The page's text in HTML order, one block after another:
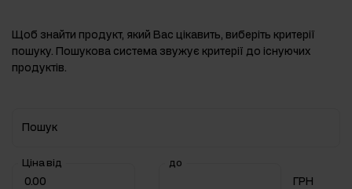
Щоб знайти продукт, який Вас цікавить, виберіть критерії
пошуку. Пошукова система звужує критерії до існуючих
продуктів.
Пошук
Ціна від до
ГРН